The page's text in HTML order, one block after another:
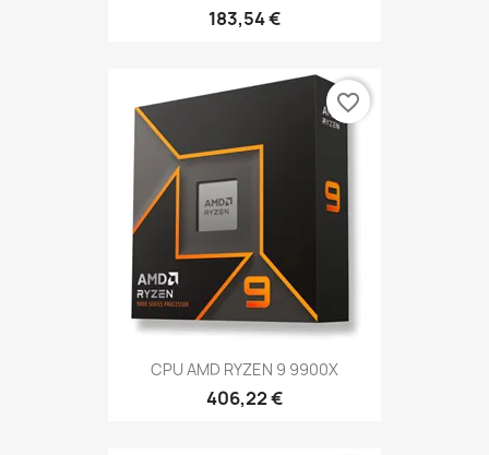
183,54 €
CPU AMD RYZEN 9 9900X
406,22 €
favorite_border